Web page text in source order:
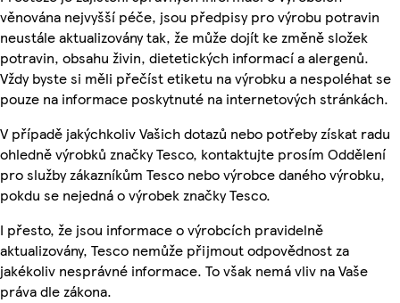
věnována nejvyšší péče, jsou předpisy pro výrobu potravin
neustále aktualizovány tak, že může dojít ke změně složek
potravin, obsahu živin, dietetických informací a alergenů.
Vždy byste si měli přečíst etiketu na výrobku a nespoléhat se
pouze na informace poskytnuté na internetových stránkách.
V případě jakýchkoliv Vašich dotazů nebo potřeby získat radu
ohledně výrobků značky Tesco, kontaktujte prosím Oddělení
pro služby zákazníkům Tesco nebo výrobce daného výrobku,
pokdu se nejedná o výrobek značky Tesco.
I přesto, že jsou informace o výrobcích pravidelně
aktualizovány, Tesco nemůže přijmout odpovědnost za
jakékoliv nesprávné informace. To však nemá vliv na Vaše
práva dle zákona.